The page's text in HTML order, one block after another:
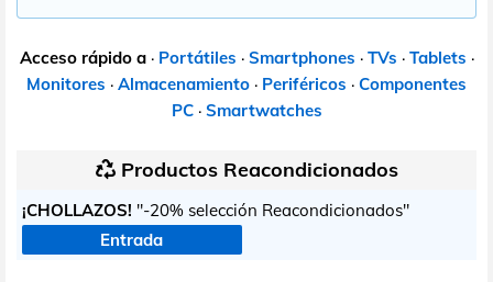
Acceso rápido a· Portátiles · Smartphones · TVs · Tablets ·
Monitores · Almacenamiento · Periféricos · Componentes
PC· Smartwatches
Productos Reacondicionados
¡CHOLLAZOS! "-20% selección Reacondicionados"
Entrada